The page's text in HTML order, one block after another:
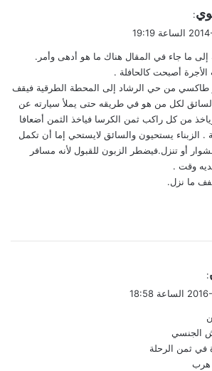
:
19:19
إلى ما جاء في المقال هناك ما هو أدهى وأمر.
الأجرة أصبحت كالحافلة .
طاكسي من حي الرشاد إلى المحطة الطرقية فيقف
لكل من هو في طريقه حتى يملأ سيارته عن
من كل راكب ثمن الكرسا فياخذ الثمن أضعافا
. الزبناء يستحيون والسائق لايستحي إما أن تكمل
أو تنزل.فيضطر الزبون للقبول لأنه مسافر
وقت .
ما نزل.
:
18:58
الجنسي
في ثمن الرحلة
هرب